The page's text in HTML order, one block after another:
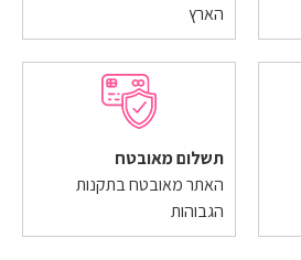
הארץ
תשלום מאובטח
האתר מאובטח בתקנות
הגבוהות